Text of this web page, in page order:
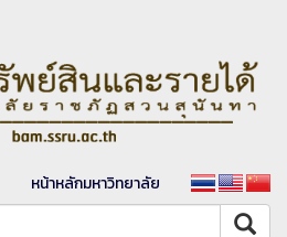
หน้าหลักมหาวิทยาลัย